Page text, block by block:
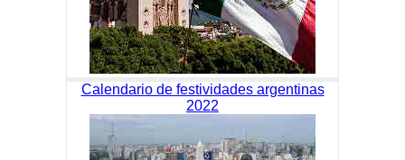
Calendario de festividades argentinas
2022